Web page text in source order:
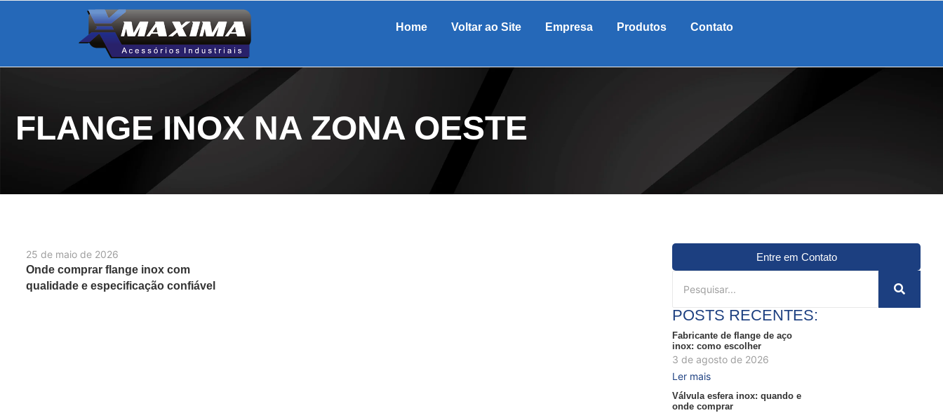
Home Voltar ao Site Empresa Produtos Contato
FLANGE INOX NA ZONA OESTE
25 de maio de 2026
Onde comprar flange inox com
qualidade e especificação confiável
Entre em Contato
POSTS RECENTES:
Fabricante de flange de aço
inox: como escolher
3 de agosto de 2026
Ler mais
Válvula esfera inox: quando e
onde comprar